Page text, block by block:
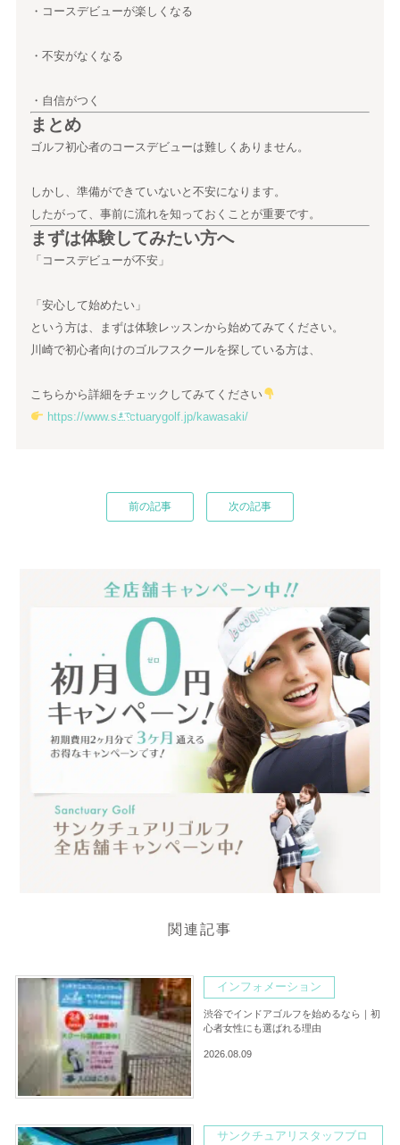
・コースデビューが楽しくなる
・不安がなくなる
・自信がつく
まとめ
ゴルフ初心者のコースデビューは難しくありません。
しかし、準備ができていないと不安になります。
したがって、事前に流れを知っておくことが重要です。
まずは体験してみたい方へ
「コースデビューが不安」
「安心して始めたい」
という方は、まずは体験レッスンから始めてみてください。
川崎で初心者向けのゴルフスクールを探している方は、
こちらから詳細をチェックしてみてください
https://www.sanctuarygolf.jp/kawasaki/
前の記事 次の記事
まで
関連記事
インフォメーション
渋谷でインドアゴルフを始めるなら｜初
心者女性にも選ばれる理由
2026.08.09
サンクチュアリスタッフブロ